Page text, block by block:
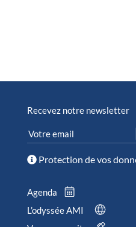
Recevez notre newsletter
Protection de vos
Agenda
L’odyssée AMI